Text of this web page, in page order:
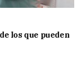
los que pueden